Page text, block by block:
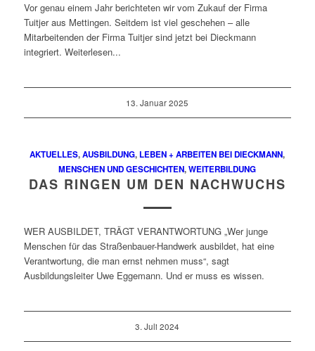
Vor genau einem Jahr berichteten wir vom Zukauf der Firma
Tuitjer aus Mettingen. Seitdem ist viel geschehen – alle
Mitarbeitenden der Firma Tuitjer sind jetzt bei Dieckmann
integriert. Weiterlesen...
13. Januar 2025
AKTUELLES,AUSBILDUNG, LEBEN + ARBEITEN BEI DIECKMANN,
MENSCHEN UND GESCHICHTEN,WEITERBILDUNG
DAS RINGEN UM DEN NACHWUCHS
WER AUSBILDET, TRÄGT VERANTWORTUNG „Wer junge
Menschen für das Straßenbauer-Handwerk ausbildet, hat eine
Verantwortung, die man ernst nehmen muss“, sagt
Ausbildungsleiter Uwe Eggemann. Und er muss es wissen.
3. Juli 2024